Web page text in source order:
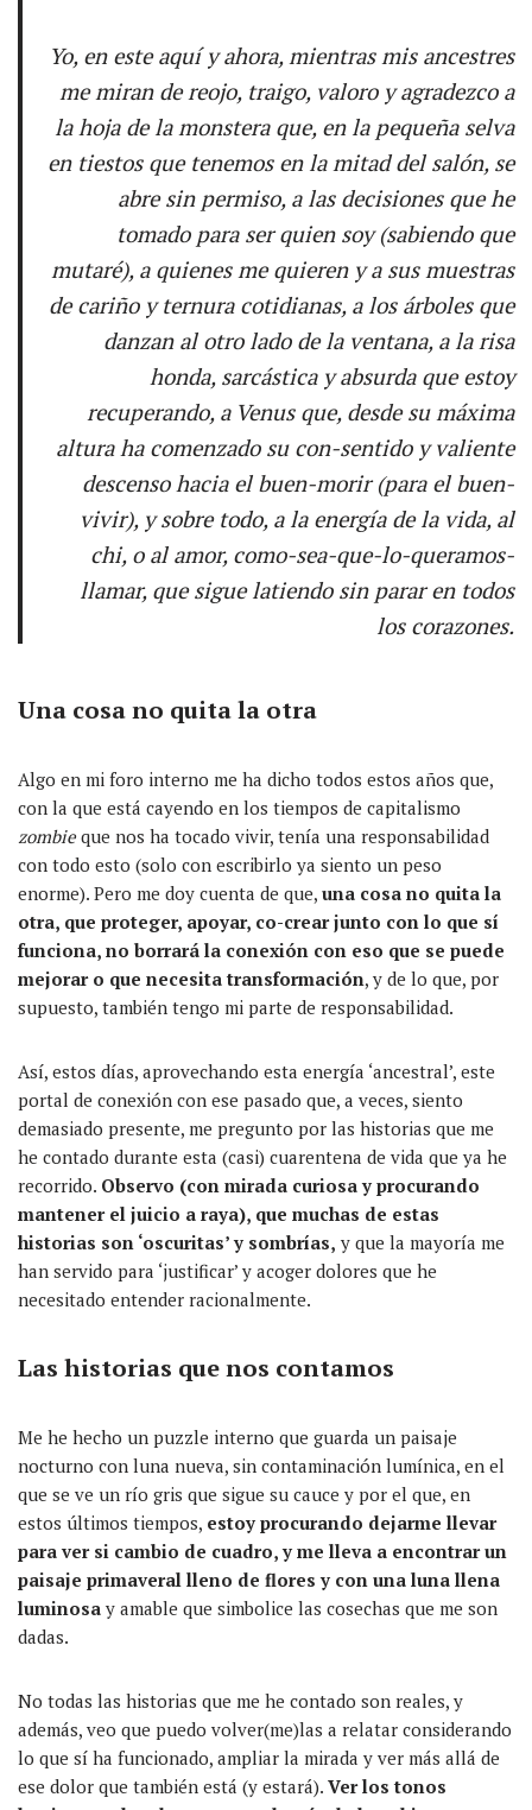
Yo, en este aquí y ahora, mientras mis ancestres
me miran de reojo, traigo, valoro y agradezco a
la hoja de la monstera que, en la pequeña selva
en tiestos que tenemos en la mitad del salón, se
abre sin permiso, a las decisiones que he
tomado para ser quien soy (sabiendo que
mutaré), a quienes me quieren y a sus muestras
de cariño y ternura cotidianas, a los árboles que
danzan al otro lado de la ventana, a la risa
honda, sarcástica y absurda que estoy
recuperando, a Venus que, desde su máxima
altura ha comenzado su con-sentido y valiente
descenso hacia el buen-morir (para el buen-
vivir), y sobre todo, a la energía de la vida, al
chi, o al amor, como-sea-que-lo-queramos-
llamar, que sigue latiendo sin parar en todos
los corazones.
Una cosa no quita la otra
Algo en mi foro interno me ha dicho todos estos años que,
con la que está cayendo en los tiempos de capitalismo
zombieque nos ha tocado vivir, tenía una responsabilidad
con todo esto (solo con escribirlo ya siento un peso
enorme). Pero me doy cuenta de que, una cosa no quita la
otra, que proteger, apoyar, co-crear junto con lo que sí
funciona, no borrará la conexión con eso que se puede
mejorar o que necesita transformación, y de lo que, por
supuesto, también tengo mi parte de responsabilidad.
Así, estos días, aprovechando esta energía ‘ancestral’, este
portal de conexión con ese pasado que, a veces, siento
demasiado presente, me pregunto por las historias que me
he contado durante esta (casi) cuarentena de vida que ya he
recorrido. Observo (con mirada curiosa y procurando
mantener el juicio a raya), que muchas de estas
historias son ‘oscuritas’ y sombrías, y que la mayoría me
han servido para ‘justificar’ y acoger dolores que he
necesitado entender racionalmente.
Las historias que nos contamos
Me he hecho un puzzle interno que guarda un paisaje
nocturno con luna nueva, sin contaminación lumínica, en el
que se ve un río gris que sigue su cauce y por el que, en
estos últimos tiempos, estoy procurando dejarme llevar
para ver si cambio de cuadro, y me lleva a encontrar un
paisaje primaveral lleno de flores y con una luna llena
luminosa y amable que simbolice las cosechas que me son
dadas.
No todas las historias que me he contado son reales, y
además, veo que puedo volver(me)las a relatar considerando
lo que sí ha funcionado, ampliar la mirada y ver más allá de
ese dolor que también está (y estará). Ver los tonos